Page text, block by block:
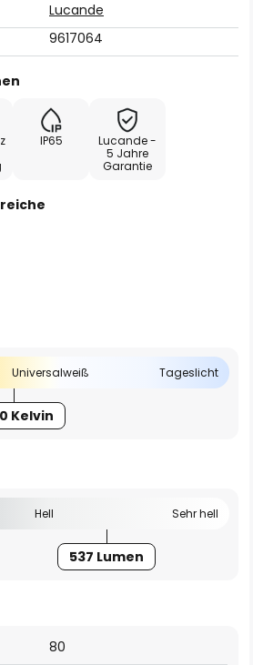
Lucande
9617064
IP65
Lucande -
5 Jahre
Garantie
Universalweiß Tageslicht
Kelvin
Hell Sehr hell
537 Lumen
80